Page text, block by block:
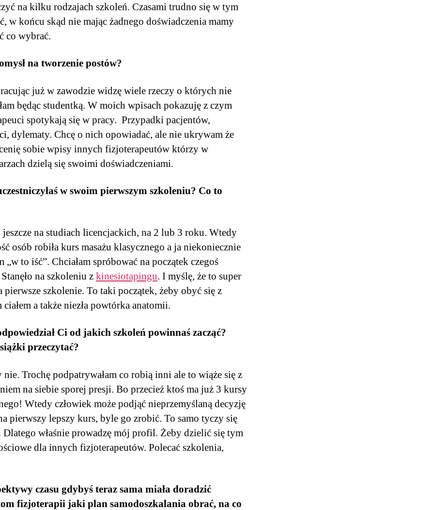
na kilku rodzajach szkoleń. Czasami trudno się w tym
w końcu skąd nie mając żadnego doświadczenia mamy
co wybrać.
na tworzenie postów?
już w zawodzie widzę wiele rzeczy o których nie
będąc studentką. W moich wpisach pokazuję z czym
spotykają się w pracy. Przypadki pacjentów,
dylematy. Chcę o nich opowiadać, ale nie ukrywam że
sobie wpisy innych fizjoterapeutów którzy w
dzielą się swoimi doświadczeniami.
w swoim pierwszym szkoleniu? Co to
jeszcze na studiach licencjackich, na 2 lub 3 roku. Wtedy
osób robiła kurs masażu klasycznego a ja niekoniecznie
„w to iść”. Chciałam spróbować na początek czegoś
na szkoleniu zkinesiotapingu. I myślę, że to super
pierwsze szkolenie. To taki początek, żeby obyć się z
a także niezła powtórka anatomii.
Ci od jakich szkoleń powinnaś zacząć?
przeczytać?
nie. Trochę podpatrywałam co robią inni ale to wiąże się z
na siebie sporej presji. Bo przecież ktoś ma już 3 kursy
Wtedy człowiek może podjąć nieprzemyślaną decyzję
pierwszy lepszy kurs, byle go zrobić. To samo tyczy się
Dlatego właśnie prowadzę mój profil. Żeby dzielić się tym
dla innych fizjoterapeutów. Polecać szkolenia,
czasu gdybyś teraz sama miała doradzić
fizjoterapii jaki plan samodoszkalania obrać, na co